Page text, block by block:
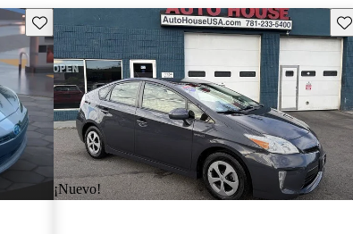
Guarda este Aviso
¡Nuevo!